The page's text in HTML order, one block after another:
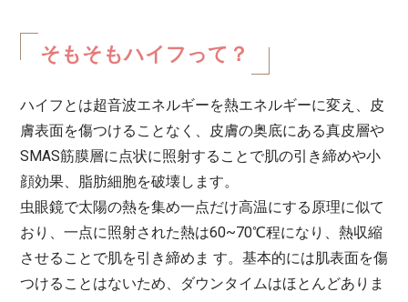
そもそもハイフって？
ハイフとは超音波エネルギーを熱エネルギーに変え、皮
膚表面を傷つけることなく、皮膚の奥底にある真皮層や
SMAS筋膜層に点状に照射することで肌の引き締めや小
顔効果、脂肪細胞を破壊します。
虫眼鏡で太陽の熱を集め一点だけ高温にする原理に似て
おり、一点に照射された熱は60~70℃程になり、熱収縮
させることで肌を引き締めま す。基本的には肌表面を傷
つけることはないため、ダウンタイムはほとんどありま